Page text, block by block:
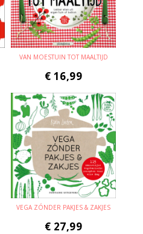
VAN MOESTUIN TOT MAALTIJD
€ 16,99
VEGA ZÓNDER PAKJES & ZAKJES
€ 27,99